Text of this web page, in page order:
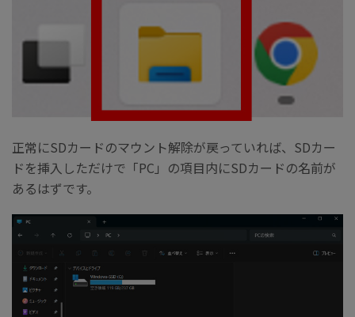
正常にSDカードのマウント解除が戻っていれば、SDカー
ドを挿入しただけで「PC」の項目内にSDカードの名前が
あるはずです。